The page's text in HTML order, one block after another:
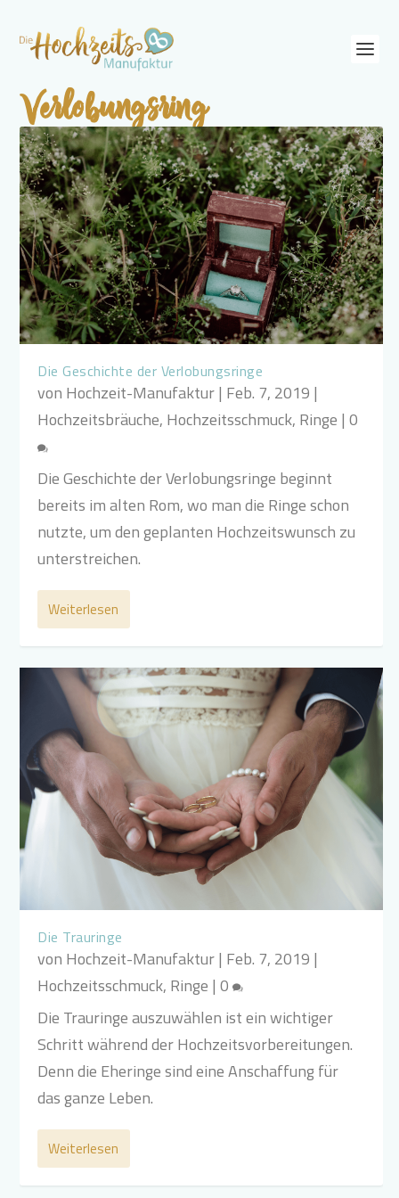
Verlobungsring
Die Geschichte der Verlobungsringe
von Hochzeit-Manufaktur| Feb. 7, 2019 |
Hochzeitsbräuche, Hochzeitsschmuck, Ringe |0
Die Geschichte der Verlobungsringe beginnt
bereits im alten Rom, wo man die Ringe schon
nutzte, um den geplanten Hochzeitswunsch zu
unterstreichen.
Weiterlesen
Die Trauringe
von Hochzeit-Manufaktur| Feb. 7, 2019 |
Hochzeitsschmuck, Ringe |0
Die Trauringe auszuwählen ist ein wichtiger
Schritt während der Hochzeitsvorbereitungen.
Denn die Eheringe sind eine Anschaffung für
das ganze Leben.
Weiterlesen